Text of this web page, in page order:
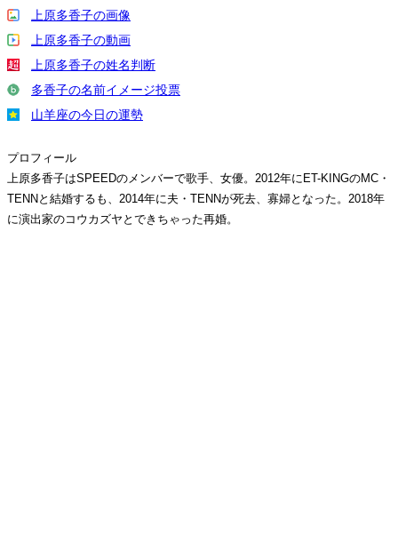
上原多香子の画像
上原多香子の動画
上原多香子の姓名判断
多香子の名前イメージ投票
山羊座の今日の運勢
プロフィール
上原多香子はSPEEDのメンバーで歌手、女優。2012年にET-KINGのMC・
TENNと結婚するも、2014年に夫・TENNが死去、寡婦となった。2018年
に演出家のコウカズヤとできちゃった再婚。